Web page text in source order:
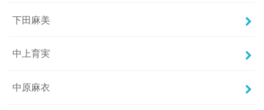
下田麻美
中上育実
中原麻衣